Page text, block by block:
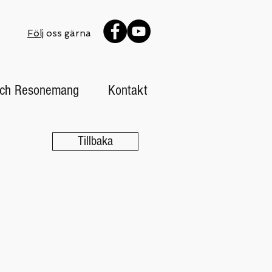
Följ oss gärna
Resonemang Kontakt
Tillbaka